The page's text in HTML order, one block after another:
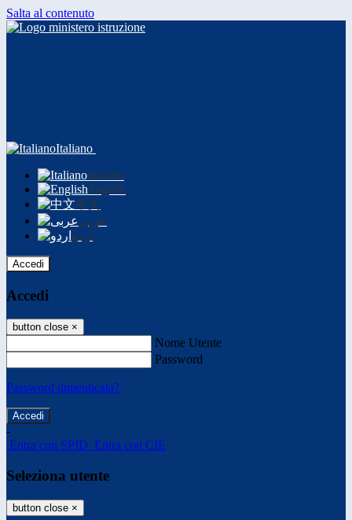
Salta al contenuto
Italiano
Italiano
English
中文
عربى
اردو
Accedi
Accedi
button close ×
Nome Utente
Password
Password dimenticata?
-
Entra con SPID Entra con CIE
Seleziona utente
button close ×